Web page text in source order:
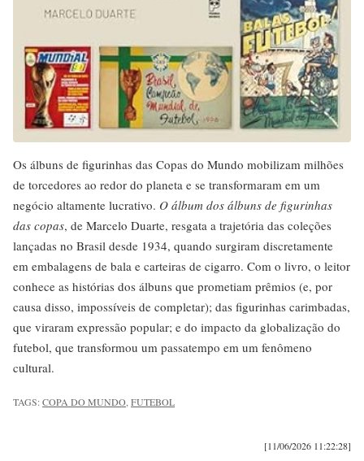
Os álbuns de figurinhas das Copas do Mundo mobilizam milhões
de torcedores ao redor do planeta e se transformaram em um
negócio altamente lucrativo. O álbum dos álbuns de figurinhas
das copas, de Marcelo Duarte, resgata a trajetória das coleções
lançadas no Brasil desde 1934, quando surgiram discretamente
em embalagens de bala e carteiras de cigarro. Com o livro, o leitor
conhece as histórias dos álbuns que prometiam prêmios (e, por
causa disso, impossíveis de completar); das figurinhas carimbadas,
que viraram expressão popular; e do impacto da globalização do
futebol, que transformou um passatempo em um fenômeno
cultural.
TAGS:COPA DO MUNDO FUTEBOL
[11/06/2026 11:22:28]